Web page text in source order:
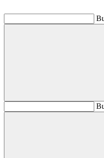
Buscar